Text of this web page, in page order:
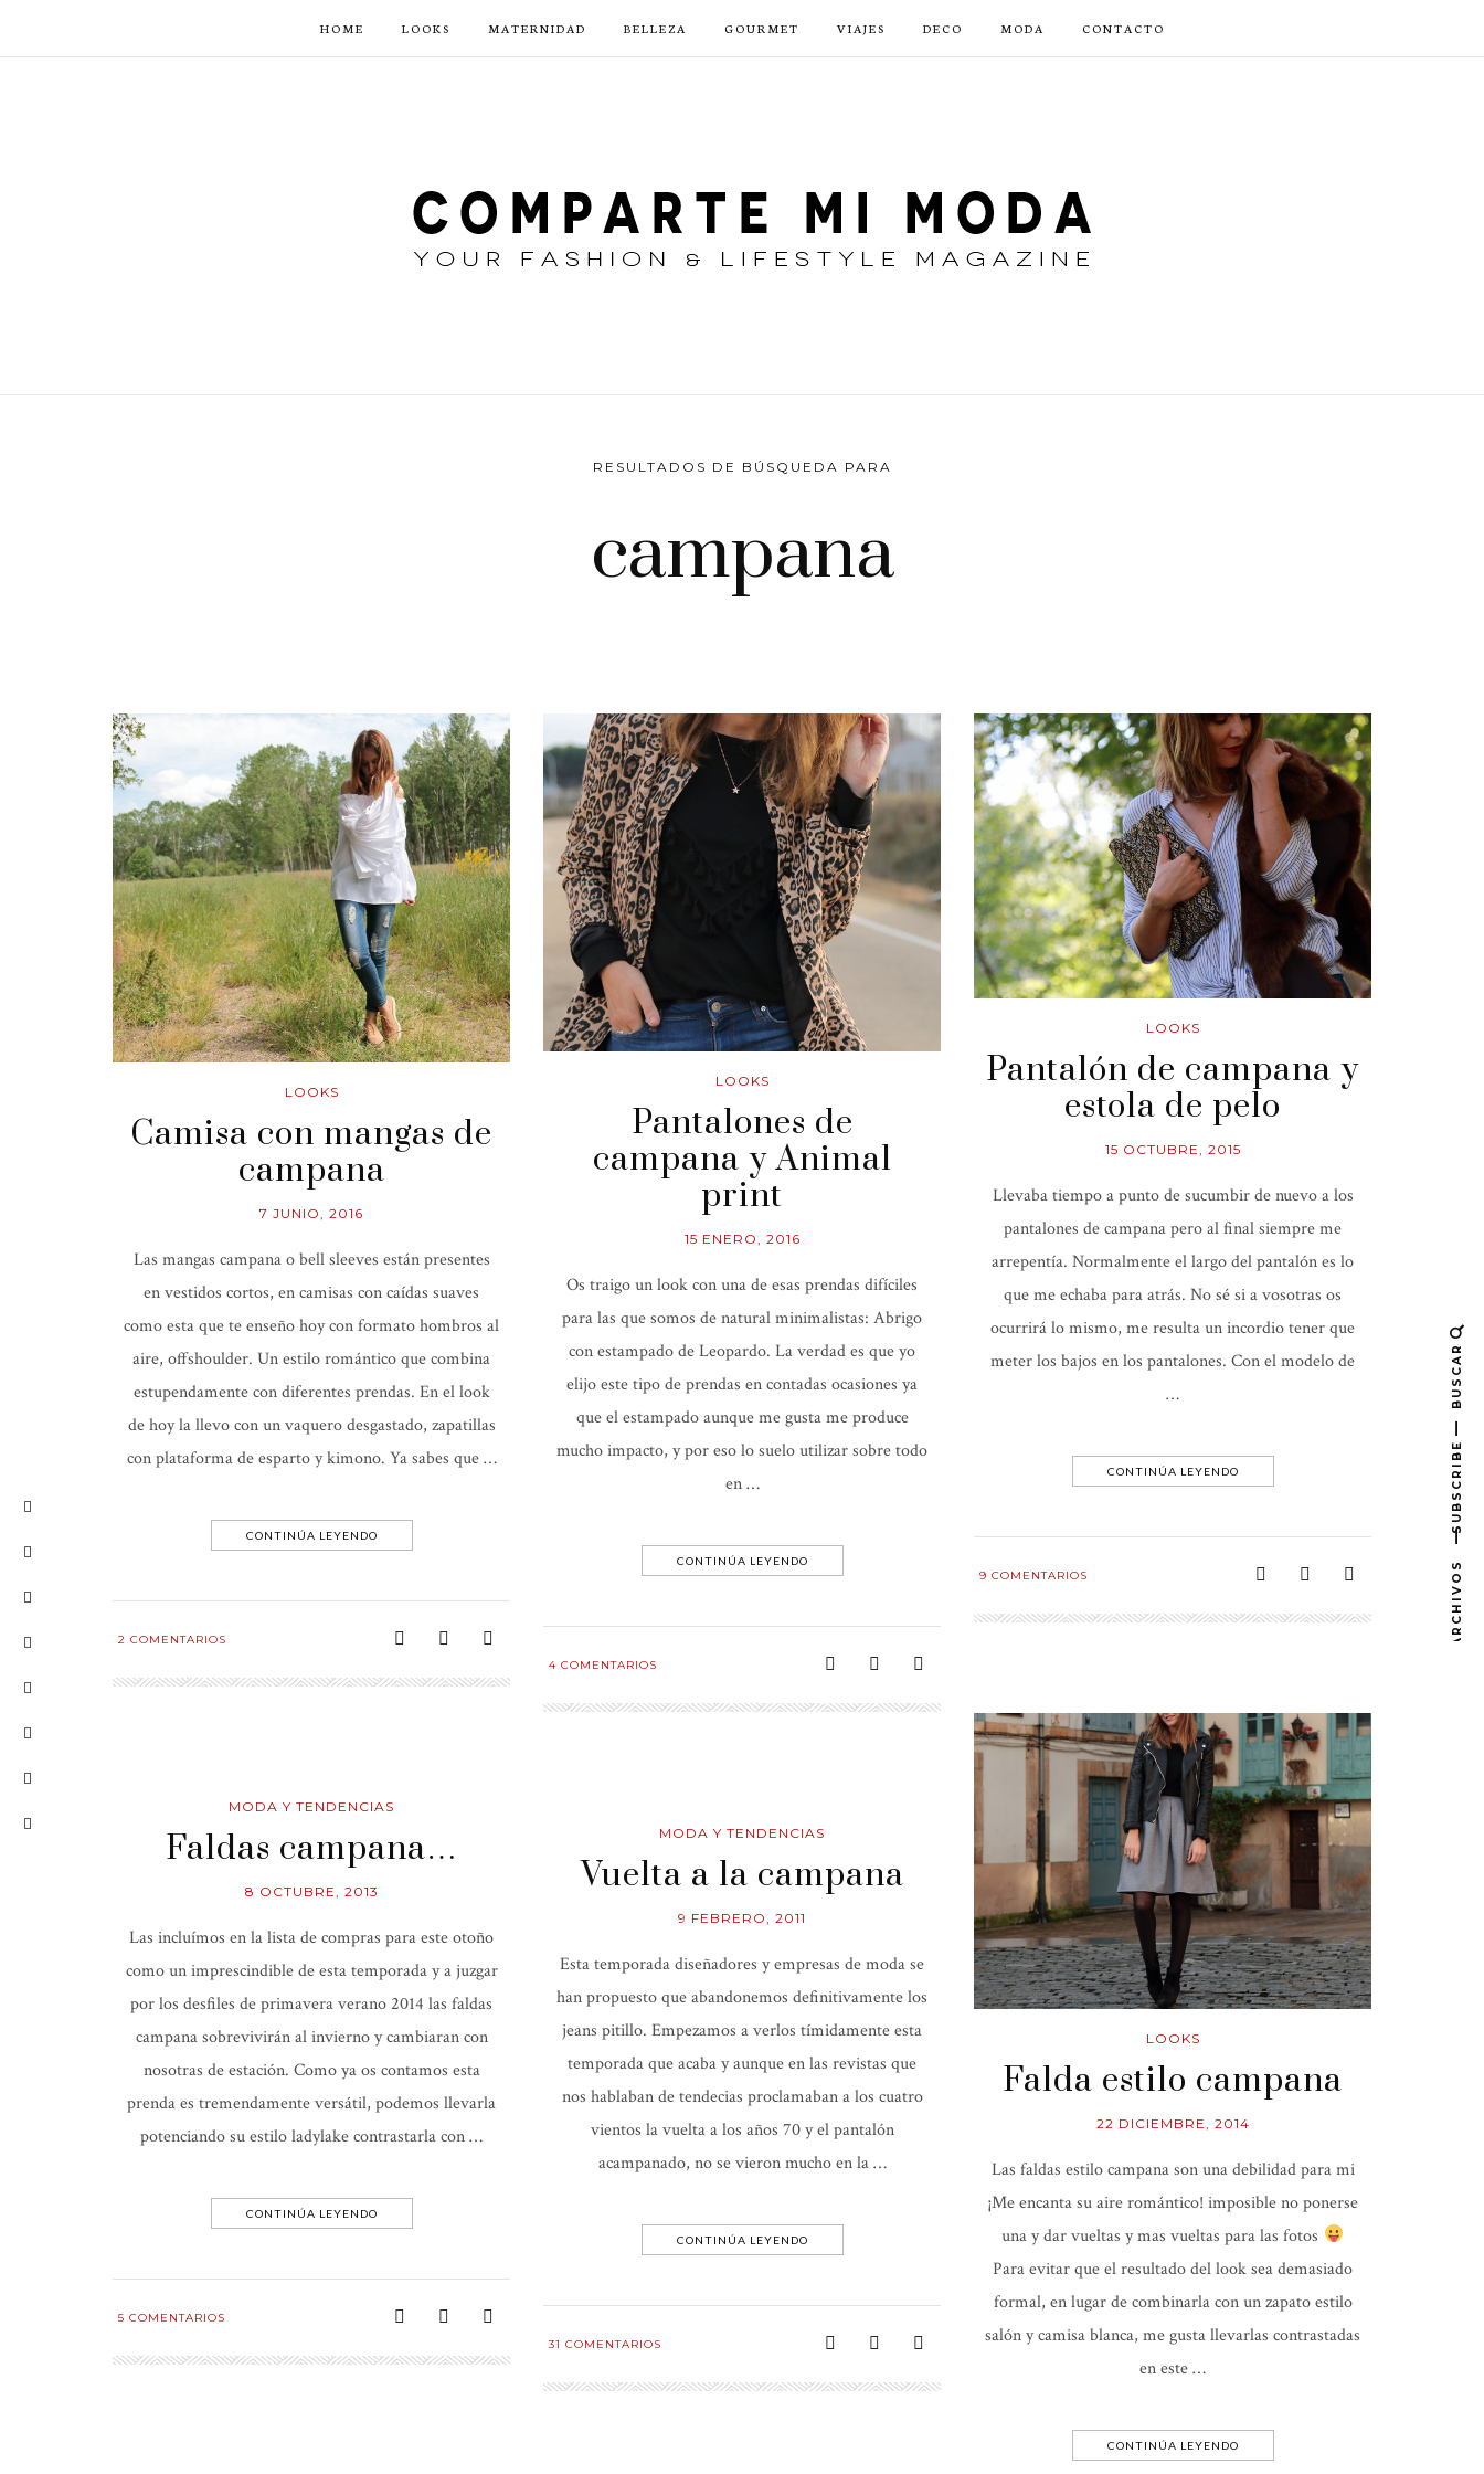
HOME LOOKS MATERNIDAD BELLEZA GOURMET VIAJES DECO MODA CONTACTO
RESULTADOS DE BÚSQUEDA PARA
campana
LOOKS
Camisa con mangas de
campana
7 JUNIO, 2016
Las mangas campana o bell sleeves están presentes
en vestidos cortos, en camisas con caídas suaves
como esta que te enseño hoy con formato hombros al
aire, offshoulder. Un estilo romántico que combina
estupendamente con diferentes prendas. En el look
de hoy la llevo con un vaquero desgastado, zapatillas
con plataforma de esparto y kimono. Ya sabes que …
CONTINÚA LEYENDO
2 COMENTARIOS
LOOKS
Pantalones de
campana y Animal
print
15 ENERO, 2016
Os traigo un look con una de esas prendas difíciles
para las que somos de natural minimalistas: Abrigo
con estampado de Leopardo. La verdad es que yo
elijo este tipo de prendas en contadas ocasiones ya
que el estampado aunque me gusta me produce
mucho impacto, y por eso lo suelo utilizar sobre todo
en …
CONTINÚA LEYENDO
4 COMENTARIOS
LOOKS
Pantalón de campana y
estola de pelo
15 OCTUBRE, 2015
Llevaba tiempo a punto de sucumbir de nuevo a los
pantalones de campana pero al final siempre me
arrepentía. Normalmente el largo del pantalón es lo
que me echaba para atrás. No sé si a vosotras os
ocurrirá lo mismo, me resulta un incordio tener que
meter los bajos en los pantalones. Con el modelo de
…
CONTINÚA LEYENDO
9 COMENTARIOS
LOOKS
Falda estilo campana
22 DICIEMBRE, 2014
Las faldas estilo campana son una debilidad para mi
¡Me encanta su aire romántico! imposible no ponerse
una y dar vueltas y mas vueltas para las fotos
Para evitar que el resultado del look sea demasiado
formal, en lugar de combinarla con un zapato estilo
salón y camisa blanca, me gusta llevarlas contrastadas
en este …
CONTINÚA LEYENDO
MODA Y TENDENCIAS
Faldas campana…
8 OCTUBRE, 2013
Las incluímos en la lista de compras para este otoño
como un imprescindible de esta temporada y a juzgar
por los desfiles de primavera verano 2014 las faldas
campana sobrevivirán al invierno y cambiaran con
nosotras de estación. Como ya os contamos esta
prenda es tremendamente versátil, podemos llevarla
potenciando su estilo ladylake contrastarla con …
CONTINÚA LEYENDO
5 COMENTARIOS
MODA Y TENDENCIAS
Vuelta a la campana
9 FEBRERO, 2011
Esta temporada diseñadores y empresas de moda se
han propuesto que abandonemos definitivamente los
jeans pitillo. Empezamos a verlos tímidamente esta
temporada que acaba y aunque en las revistas que
nos hablaban de tendecias proclamaban a los cuatro
vientos la vuelta a los años 70 y el pantalón
acampanado, no se vieron mucho en la …
CONTINÚA LEYENDO
31 COMENTARIOS
BUSCAR
SUBSCRIBE
ARCHIVOS